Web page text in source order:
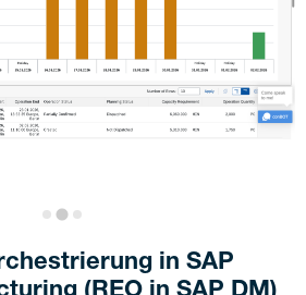
in SAP